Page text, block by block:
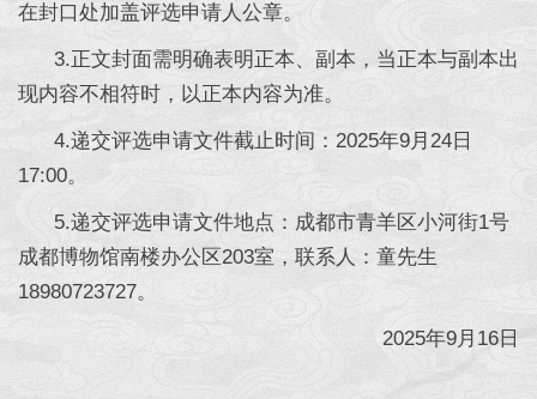
在封口处加盖评选申请人公章。
3.正文封面需明确表明正本、副本，当正本与副本出
现内容不相符时，以正本内容为准。
4.递交评选申请文件截止时间：2025年9月24日
17:00。
5.递交评选申请文件地点：成都市青羊区小河街1号
成都博物馆南楼办公区203室，联系人：童先生
18980723727。
2025年9月16日